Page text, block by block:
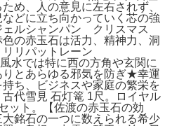
め、人の意見に左右されず、
どに立ち向かっていく芯の強
ェルシャンパン クリスマス
の赤玉石は活力、精神力、洞
リリパットレーン
水では特に西の方角や玄関に
とあらゆる邪気を防ぎ★幸運
ち、ビジネスや家庭の繁栄を
代雪見 石灯篭 1尺。ロイヤル
ト。【佐渡の赤玉石の効
銘石の一つに数えられる希少